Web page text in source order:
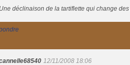
déclinaison de la tartiflette qui change
12/11/2008 18:06